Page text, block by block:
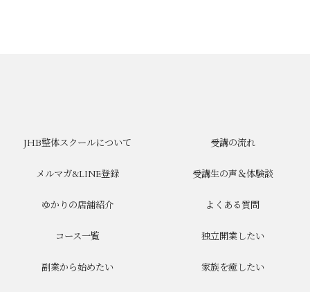
JHB整体スクールについて 受講の流れ
メルマガ&LINE登録 受講生の声＆体験談
ゆかりの店舗紹介 よくある質問
コース一覧 独立開業したい
副業から始めたい 家族を癒したい